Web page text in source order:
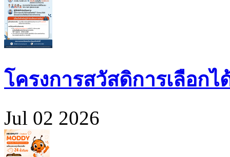
โครงการสวัสดิการเลือกไ
Jul 02 2026